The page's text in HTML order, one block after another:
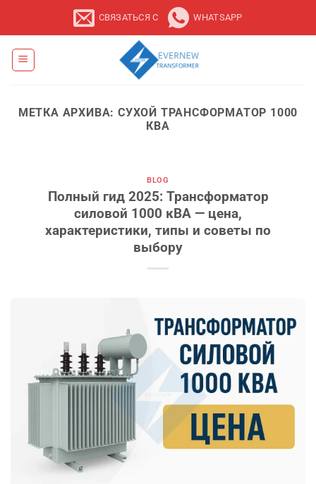
СВЯЗАТЬСЯ С WHATSAPP
МЕТКА АРХИВА: СУХОЙ ТРАНСФОРМАТОР 1000
КВА
BLOG
Полный гид 2025: Трансформатор
силовой 1000 кВА — цена,
характеристики, типы и советы по
выбору